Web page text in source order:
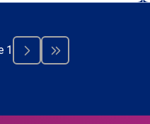
1